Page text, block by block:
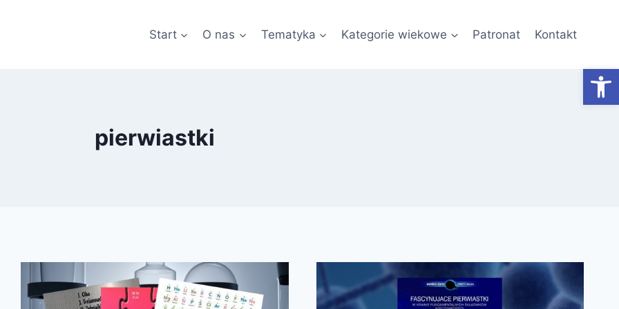
Start O nas Tematyka Kategorie wiekowe Patronat Kontakt
pierwiastki